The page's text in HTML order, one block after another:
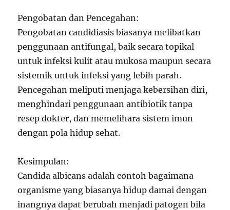
Pengobatan dan Pencegahan:
Pengobatan candidiasis biasanya melibatkan
penggunaan antifungal, baik secara topikal
untuk infeksi kulit atau mukosa maupun secara
sistemik untuk infeksi yang lebih parah.
Pencegahan meliputi menjaga kebersihan diri,
menghindari penggunaan antibiotik tanpa
resep dokter, dan memelihara sistem imun
dengan pola hidup sehat.
Kesimpulan:
Candida albicans adalah contoh bagaimana
organisme yang biasanya hidup damai dengan
inangnya dapat berubah menjadi patogen bila